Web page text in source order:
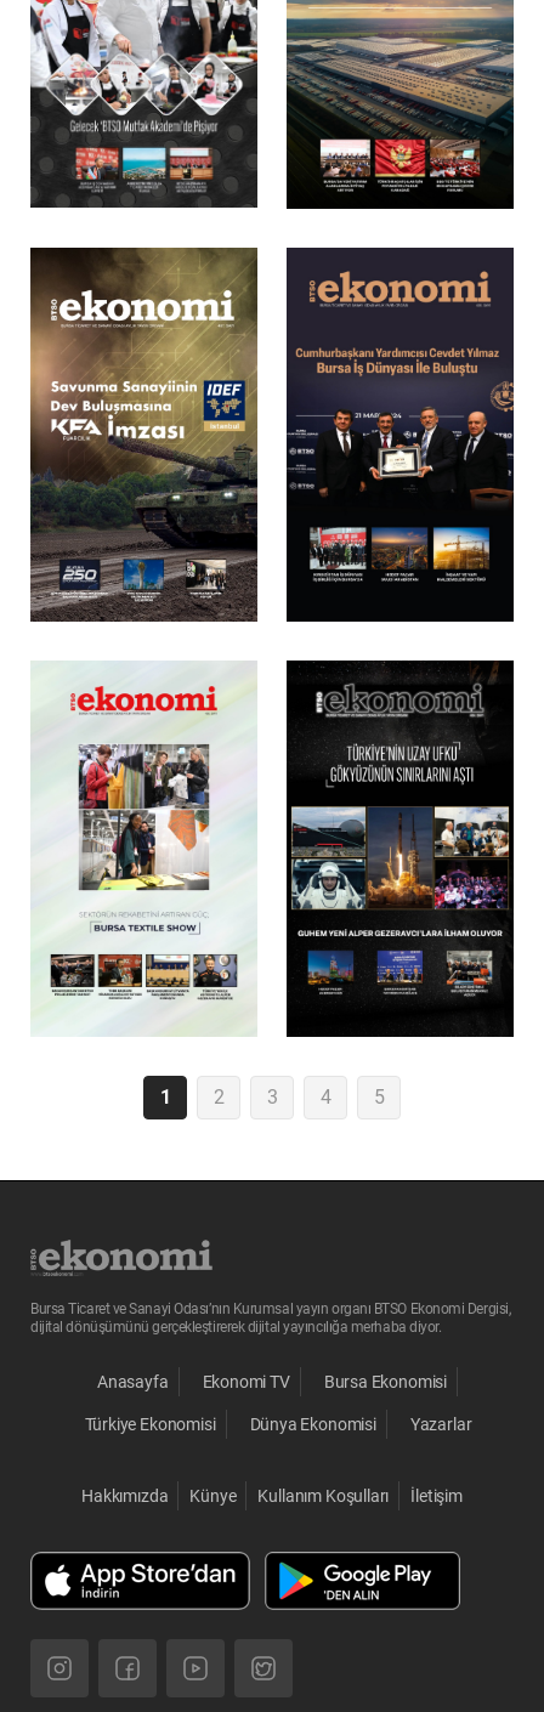
1 2 3 4 5
Bursa Ticaret ve Sanayi Odası’nın Kurumsal yayın organı BTSO Ekonomi Dergisi,
dijital dönüşümünü gerçekleştirerek dijital yayıncılığa merhaba diyor.
Anasayfa Ekonomi TV Bursa Ekonomisi
Türkiye Ekonomisi Dünya Ekonomisi Yazarlar
Hakkımızda Künye Kullanım Koşulları İletişim